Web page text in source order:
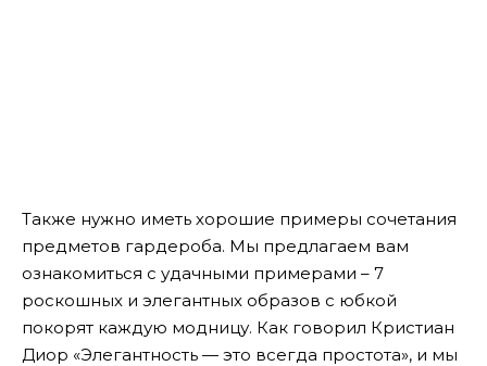
Также нужно иметь хорошие примеры сочетания
предметов гардероба. Мы предлагаем вам
ознакомиться с удачными примерами – 7
роскошных и элегантных образов с юбкой
покорят каждую модницу. Как говорил Кристиан
Диор «Элегантность — это всегда простота», и мы